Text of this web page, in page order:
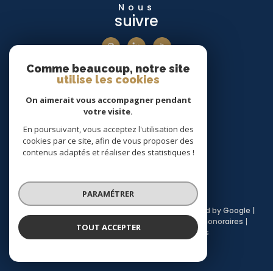
Nous
suivre
Nous
adhérons
Avis
Clients
© 2026 | Tous droits réservés | Traduction powered by Google |
Nos honoraires
Partenaires
Politique RGPD Cookies
Comme beaucoup, notre site
utilise les cookies
On aimerait vous accompagner pendant
votre visite.
En poursuivant, vous acceptez l'utilisation des
cookies par ce site, afin de vous proposer des
contenus adaptés et réaliser des statistiques !
PARAMÉTRER
TOUT ACCEPTER